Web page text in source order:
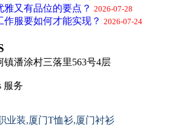
又有品位的要点？ 2026-07-28
服要如何才能实现？ 2026-07-24
潘涂村三落里563号4层
服务
业装,厦门T恤衫,厦门衬衫